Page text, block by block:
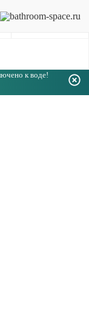
к воде!